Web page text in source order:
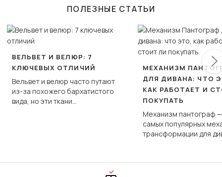
ПОЛЕЗНЫЕ СТАТЬИ
ВЕЛЬВЕТ И ВЕЛЮР: 7
КЛЮЧЕВЫХ ОТЛИЧИЙ
Вельвет и велюр часто путают
из-за похожего бархатистого
вида, но эти ткани
МЕХАНИЗМ
ДЛЯ ДИВАНА: ЧТО
КАК РАБОТАЕТ И
ПОКУПАТЬ
Механизм пантограф
самых популярных
трансформации для
сиденье не